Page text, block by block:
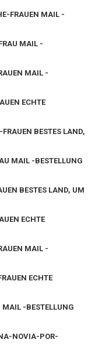
FRAUEN MAIL -
MAIL -
MAIL -
ECHTE
BESTES LAND,
MAIL -BESTELLUNG
BESTES LAND, UM
ECHTE
MAIL -
ECHTE
MAIL -BESTELLUNG
NOVIA-POR-